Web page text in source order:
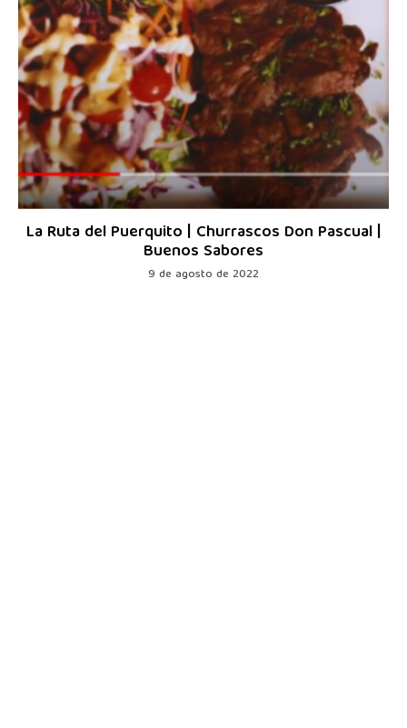
La Ruta del Puerquito | Churrascos Don Pascual |
Buenos Sabores
9 de agosto de 2022